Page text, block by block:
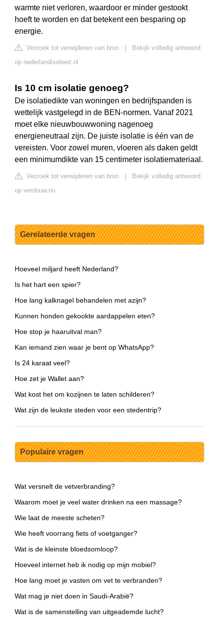
warmte niet verloren, waardoor er minder gestookt
hoeft te worden en dat betekent een besparing op
energie.
Verzoek tot verwijderen van bron
Bekijk volledig antwoord
op nederlandisoleert.nl
Is 10 cm isolatie genoeg?
De isolatiedikte van woningen en bedrijfspanden is
wettelijk vastgelegd in de BEN-normen. Vanaf 2021
moet elke nieuwbouwwoning nagenoeg
energieneutraal zijn. De juiste isolatie is één van de
vereisten. Voor zowel muren, vloeren als daken geldt
een minimumdikte van 15 centimeter isolatiemateriaal.
Verzoek tot verwijderen van bron
Bekijk volledig antwoord
op verdouw.nu
Gerelateerde vragen
Hoeveel miljard heeft Nederland?
Is het hart een spier?
Hoe lang kalknagel behandelen met azijn?
Kunnen honden gekookte aardappelen eten?
Hoe stop je haaruitval man?
Kan iemand zien waar je bent op WhatsApp?
Is 24 karaat veel?
Hoe zet je Wallet aan?
Wat kost het om kozijnen te laten schilderen?
Wat zijn de leukste steden voor een stedentrip?
Populaire vragen
Wat versnelt de vetverbranding?
Waarom moet je veel water drinken na een massage?
Wie laat de meeste scheten?
Wie heeft voorrang fiets of voetganger?
Wat is de kleinste bloedsomloop?
Hoeveel internet heb ik nodig op mijn mobiel?
Hoe lang moet je vasten om vet te verbranden?
Wat mag je niet doen in Saudi-Arabië?
Wat is de samenstelling van uitgeademde lucht?